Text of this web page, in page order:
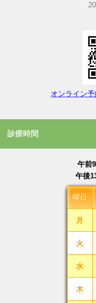
オンライン予
診療時間
午前
午後
曜日
月
火
水
木